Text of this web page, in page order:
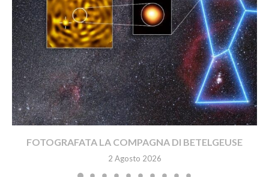
FOTOGRAFATA LA COMPAGNA DI BETELGEUSE
2 Agosto 2026